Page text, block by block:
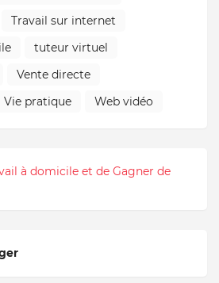
Travail sur internet
tuteur virtuel
Vente directe
Vie pratique Web vidéo
à domicile et de Gagner de